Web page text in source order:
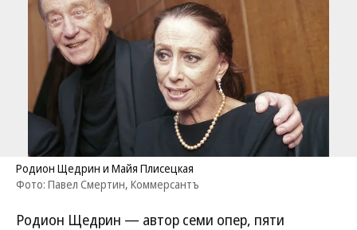
Родион Щедрин и Майя Плисецкая
Фото: Павел Смертин, Коммерсантъ
Родион Щедрин — автор семи опер, пяти